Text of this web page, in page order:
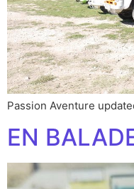
Passion Aventure
EN